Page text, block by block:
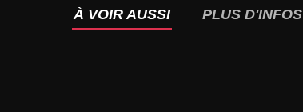
À VOIR AUSSI PLUS D'INFOS